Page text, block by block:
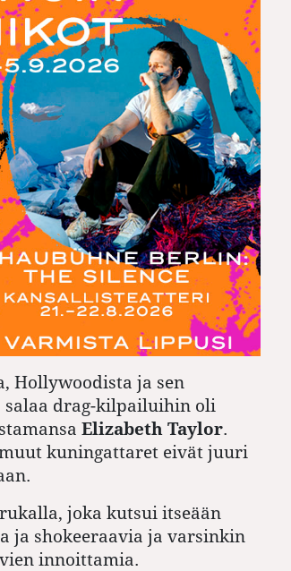
Hollywoodista ja sen
salaa drag-kilpailuihin oli
Elizabeth Taylor.
kuningattaret eivät juuri
joka kutsui itseään
ja shokeeraavia ja varsinkin
innoittamia.